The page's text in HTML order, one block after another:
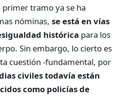
tramo ya se ha
nóminas, se está en vías
histórica para los
Sin embargo, lo cierto es
cuestión -fundamental, por
civiles todavía están
como policías de